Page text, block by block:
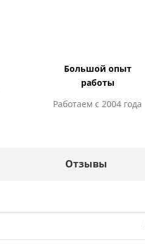
Большой опыт
работы
Работаем с 2004 года
Отзывы